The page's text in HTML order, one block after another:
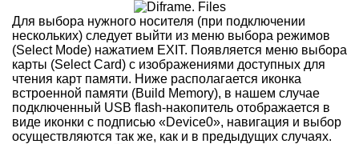
Для выбора нужного носителя (при подключении
нескольких) следует выйти из меню выбора режимов
(Select Mode) нажатием EXIT. Появляется меню выбора
карты (Select Card) c изображениями доступных для
чтения карт памяти. Ниже располагается иконка
встроенной памяти (Build Memory), в нашем случае
подключенный USB flash-накопитель отображается в
виде иконки с подписью «Device0», навигация и выбор
осуществляются так же, как и в предыдущих случаях.